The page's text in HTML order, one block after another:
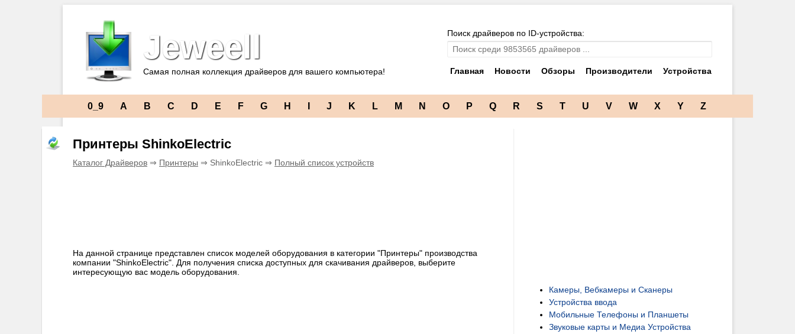
Jeweell
Самая полная коллекция драйверов для вашего компьютера!
Поиск драйверов по ID-устройства:
Главная Новости Обзоры Производители Устройства
0_9 A B C D E F G H J K L M N O P Q R S T U V W X Y Z
Принтеры ShinkoElectric
Каталог Драйверов ⇒ Принтеры ⇒ ShinkoElectric ⇒ Полный список устройств
На данной странице представлен список моделей оборудования в категории "Принтеры" производства
компании "ShinkoElectric". Для получения списка доступных для скачивания драйверов, выберите
интересующую вас модель оборудования.
Камеры, Вебкамеры и Сканеры
Устройства ввода
Мобильные Телефоны и Планшеты
Звуковые карты и Медиа Устройства